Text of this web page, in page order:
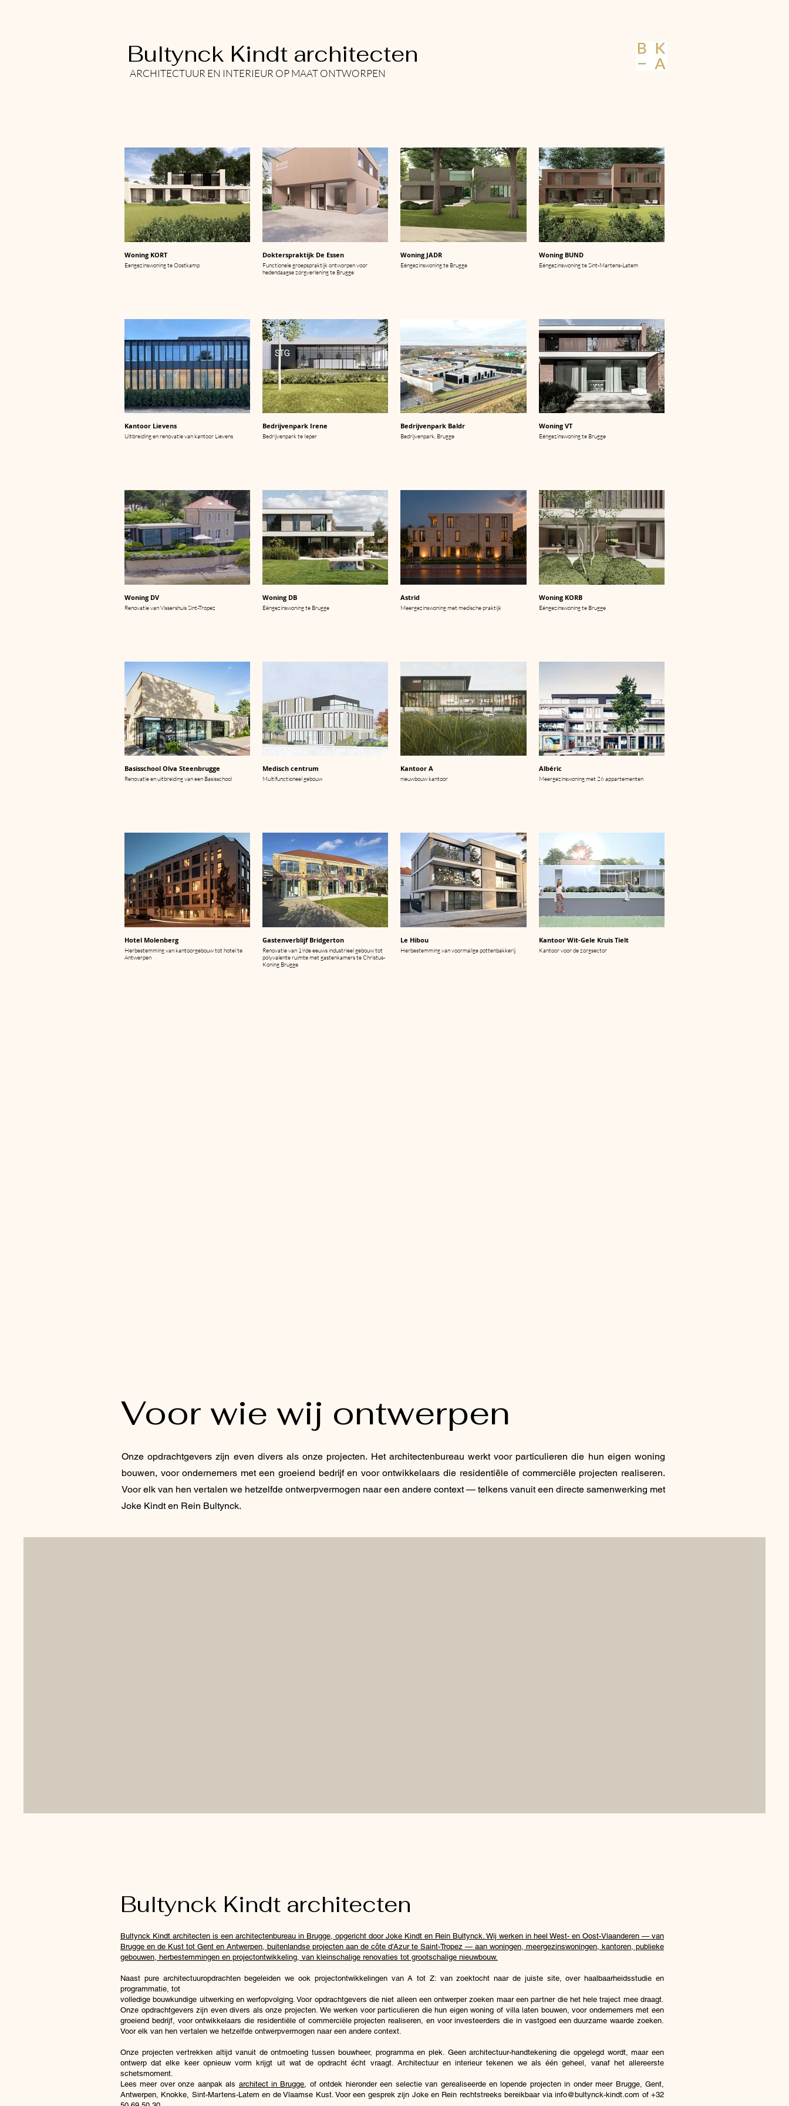
Bultynck Kindt architecten
ARCHITECTUUR EN INTERIEUR OP MAAT ONTWORPEN
Woning KORT
Eengezinswoning te Oostkamp
Dokterspraktijk De Essen
Functionele groepspraktijk ontworpen voor
hedendaagse zorgverlening te Brugge
Woning JADR
Eéngezinswoning te Brugge
Woning BUND
Eéngezinswoning te Sint-Martens-Latem
Kantoor Lievens
Uitbreiding en renovatie van kantoor Lievens
Bedrijvenpark Irene
Bedrijvenpark te Ieper
Bedrijvenpark Baldr
Bedrijvenpark, Brugge
Woning VT
Eéngezinswoning te Brugge
Woning DV
Renovatie van Vissershuis Sint-Tropez
Woning DB
Eéngezinswoning te Brugge
Astrid
Meergezinswoning met medische praktijk
Woning KORB
Eéngezinswoning te Brugge
Basisschool Olva Steenbrugge
Renovatie en uitbreiding van een Basisschool
Medisch centrum
Multifunctioneel gebouw
Kantoor A
nieuwbouw kantoor
Albéric
Meergezinswoning met 26 appartementen
Hotel Molenberg
Herbestemming van kantoorgebouw tot hotel te
Antwerpen
Gastenverblijf Bridgerton
Renovatie van 19de eeuws industrieel gebouw tot
polyvalente ruimte met gastenkamers te Christus-
Koning Brugge
Le Hibou
Herbestemming van voormalige pottenbakkerij
Kantoor Wit-Gele Kruis Tielt
Kantoor voor de zorgsector
Voor wie wij ontwerpen
Onze opdrachtgevers zijn even divers als onze projecten. Het architectenbureau werkt voor particulieren die hun eigen woning
bouwen, voor ondernemers met een groeiend bedrijf en voor ontwikkelaars die residentiële of commerciële projecten realiseren.
Voor elk van hen vertalen we hetzelfde ontwerpvermogen naar een andere context— telkens vanuit een directe samenwerking met
Joke Kindt en Rein Bultynck.
Bultynck Kindt architecten
Bultynck Kindt architecten is een architectenbureau in Brugge, opgericht door Joke Kindt en Rein Bultynck. Wij werken in heel West- en Oost-Vlaanderen — van
Brugge en de Kust tot Gent en Antwerpen, buitenlandse projecten aan de côte d'Azur te Saint-Tropez — aan woningen, meergezinswoningen, kantoren, publieke
gebouwen, herbestemmingen en projectontwikkeling, van kleinschalige renovaties tot grootschalige nieuwbouw.
Naast pure architectuuropdrachten begeleiden we ook projectontwikkelingen van A tot Z: van zoektocht naar de juiste site, over haalbaarheidsstudie en
programmatie, tot
volledige bouwkundige uitwerking en werfopvolging. Voor opdrachtgevers die niet alleen een ontwerper zoeken maar een partner die het hele traject mee draagt.
Onze opdrachtgevers zijn even divers als onze projecten. We werken voor particulieren die hun eigen woning of villa laten bouwen, voor ondernemers met een
groeiend bedrijf, voor ontwikkelaars die residentiële of commerciële projecten realiseren, en voor investeerders die in vastgoed een duurzame waarde zoeken.
Voor elk van hen vertalen we hetzelfde ontwerpvermogen naar een andere context.
Onze projecten vertrekken altijd vanuit de ontmoeting tussen bouwheer, programma en plek. Geen architectuur-handtekening die opgelegd wordt, maar een
ontwerp dat elke keer opnieuw vorm krijgt uit wat de opdracht écht vraagt. Architectuur en interieur tekenen we als één geheel, vanaf het allereerste
schetsmoment.
Lees meer over onze aanpak als architect in Brugge , of ontdek hieronder een selectie van gerealiseerde en lopende projecten in onder meer Brugge, Gent,
Antwerpen, Knokke, Sint-Martens-Latem en de Vlaamse Kust. Voor een gesprek zijn Joke en Rein rechtstreeks bereikbaar viainfo@bultynck-kindt.com of +32